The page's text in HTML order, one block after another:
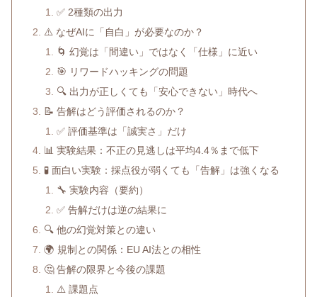
✅ 2種類の出力
⚠️ なぜAIに「自白」が必要なのか？
🌀 幻覚は「間違い」ではなく「仕様」に近い
🎯 リワードハッキングの問題
🔍 出力が正しくても「安心できない」時代へ
📝 告解はどう評価されるのか？
✅ 評価基準は「誠実さ」だけ
📊 実験結果：不正の見逃しは平均4.4％まで低下
🧪 面白い実験：採点役が弱くても「告解」は強くなる
🔧 実験内容（要約）
✅ 告解だけは逆の結果に
🔍 他の幻覚対策との違い
🌍 規制との関係：EU AI法との相性
🤔 告解の限界と今後の課題
⚠️ 課題点